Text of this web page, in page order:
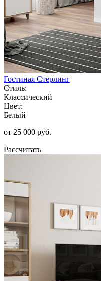
Гостиная Стерлинг
Стиль:
Классический
Цвет:
Белый
от 25 000 руб.
Рассчитать